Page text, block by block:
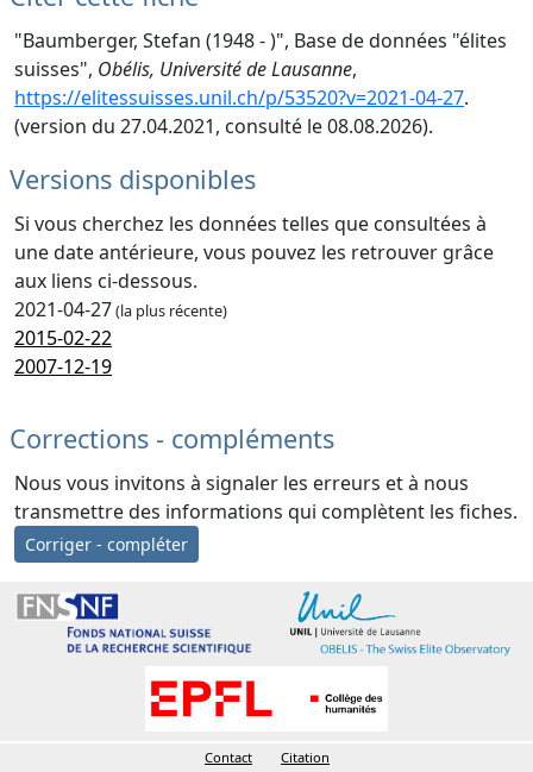
"Baumberger, Stefan (1948 - )", Base de données "élites
suisses", Obélis, Université de Lausanne,
https://elitessuisses.unil.ch/p/53520?v=2021-04-27.
(version du 27.04.2021, consulté le 08.08.2026).
Versions disponibles
Si vous cherchez les données telles que consultées à
une date antérieure, vous pouvez les retrouver grâce
aux liens ci-dessous.
2021-04-27(la plus récente)
2015-02-22
2007-12-19
Corrections - compléments
Nous vous invitons à signaler les erreurs et à nous
transmettre des informations qui complètent les fiches.
Corriger - compléter
Contact Citation